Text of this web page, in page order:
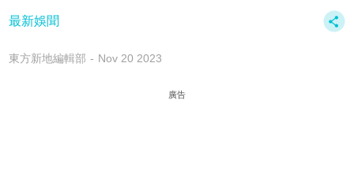
最新娛聞
東方新地編輯部 Nov 20 2023
廣告